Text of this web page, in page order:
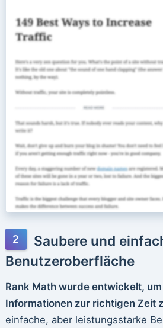
Saubere und
Benutzeroberfläche
Rank Math wurde entwickelt,
Informationen zur richtigen Zeit
einfache, aber leistungsstarke